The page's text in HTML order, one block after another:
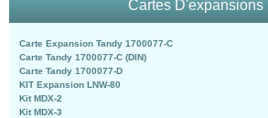
Cartes D'expansions
Carte Expansion Tandy 1700077-C
Carte Tandy 1700077-C (DIN)
Carte Tandy 1700077-D
KIT Expansion LNW-80
Kit MDX-2
Kit MDX-3